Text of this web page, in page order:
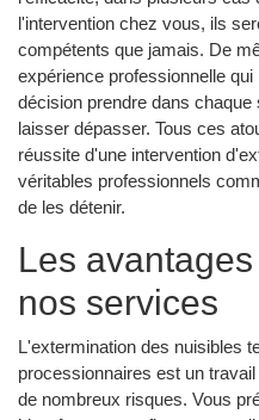
l'intervention chez vous, ils
compétents que jamais. De
expérience professionnelle
décision prendre dans
laisser dépasser. Tous ces
réussite d'une intervention
véritables professionnels
de les détenir.
Les
nos services
L'extermination des nuisibles
processionnaires est un
de nombreux risques. Vous